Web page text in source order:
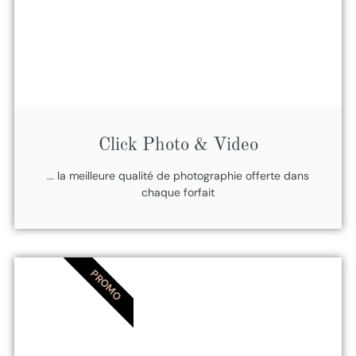
Click Photo & Video
... la meilleure qualité de photographie offerte dans
chaque forfait
PROMO